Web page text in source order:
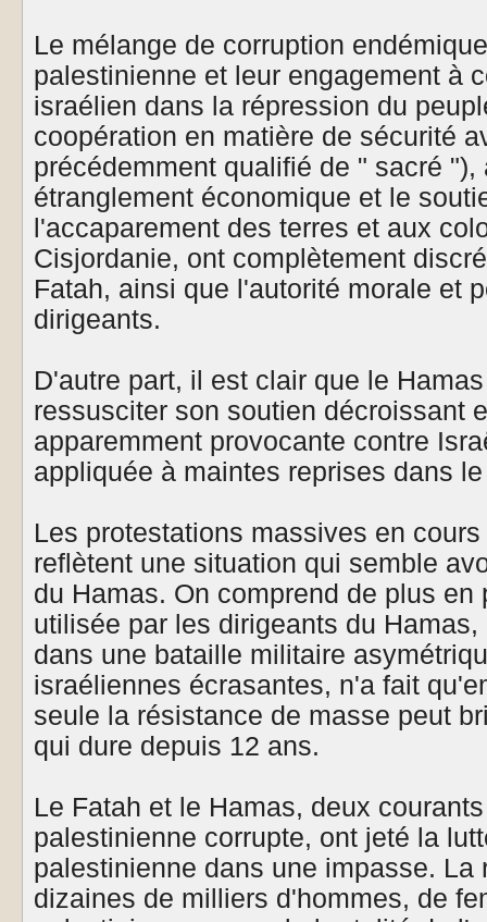
Le mélange de corruption
palestinienne et leur engagement à
israélien dans la répression du
coopération en matière de sécurité
précédemment qualifié de " sacré
étranglement économique et le
l'accaparement des terres et aux
Cisjordanie, ont complètement
Fatah, ainsi que l'autorité morale et
dirigeants.
D'autre part, il est clair que le
ressusciter son soutien décroissant
apparemment provocante contre
appliquée à maintes reprises dans
Les protestations massives en
reflètent une situation qui semble
du Hamas. On comprend de plus en
utilisée par les dirigeants du
dans une bataille militaire
israéliennes écrasantes, n'a fait
seule la résistance de masse peut
qui dure depuis 12 ans.
Le Fatah et le Hamas, deux
palestinienne corrupte, ont jeté la
palestinienne dans une impasse. La
dizaines de milliers d'hommes, de